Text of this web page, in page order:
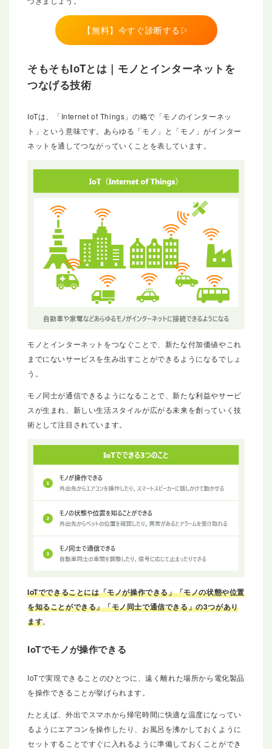
【無料】今すぐ診断する▷
そもそもIoTとは｜モノとインターネットを
つなげる技術
IoTは、「Internet of Things」の略で「モノのインターネッ
ト」という意味です。あらゆる「モノ」と「モノ」がインター
ネットを通してつながっていくことを表しています。
モノとインターネットをつなぐことで、新たな付加価値やこれ
までにないサービスを生み出すことができるようになるでしょ
う。
モノ同士が通信できるようになることで、新たな利益やサービ
スが生まれ、新しい生活スタイルが広がる未来を創っていく技
術として注目されています。
IoTでできることには「モノが操作できる」「モノの状態や位置
を知ることができる」「モノ同士で通信できる」の3つがあり
ます。
IoTでモノが操作できる
IoTで実現できることのひとつに、遠く離れた場所から電化製品
を操作できることが挙げられます。
たとえば、外出でスマホから帰宅時間に快適な温度になってい
るようにエアコンを操作したり、お風呂を沸かしておくように
セットすることですぐに入れるように準備しておくことができ